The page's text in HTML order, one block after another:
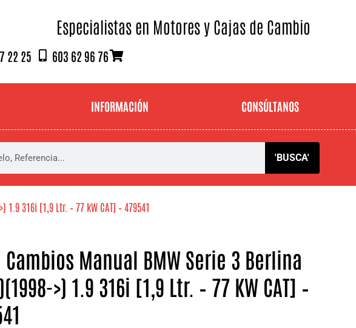
Especialistas en Motores y Cajas de Cambio
22 25 603 62 96 76
INFORMACIÓN CONSÚLTANOS
'BUSCA'
316i [1,9 Ltr. – 77 kW CAT] – 479541
Cambios Manual BMW Serie 3 Berlina
>) 1.9 316i [1,9 Ltr. – 77 KW CAT] –